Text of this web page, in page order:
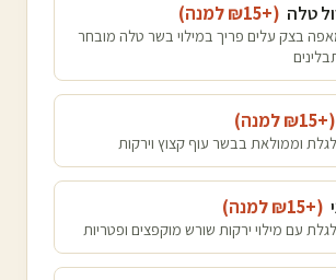
טלה (+₪
15 למנה)
בצק עלים פריך במילוי בשר טלה מובחר
(+₪
15 למנה)
וממולאת בבשר עוף קצוץ וירקות
(+₪
15 למנה)
עם מילוי ירקות שורש מוקפצים ופטריות